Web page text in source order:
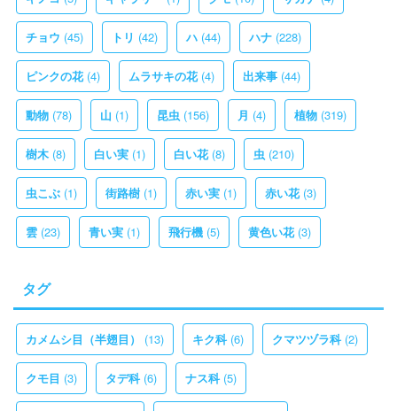
チョウ (45) トリ (42) ハ (44) ハナ (228)
ピンクの花(4) ムラサキの花(4) 出来事 (44)
動物 (78) 山 (1) 昆虫 (156) 月 (4) 植物 (319)
樹木 (8) 白い実 (1) 白い花(8) 虫 (210)
虫こぶ (1) 街路樹 (1) 赤い実 (1) 赤い花(3)
雲 (23) 青い実 (1) 飛行機 (5) 黄色い花(3)
タグ
カメムシ目（半翅目） (13) キク科(6) クマツヅラ科(2)
クモ目 (3) タデ科(6) ナス科(5)